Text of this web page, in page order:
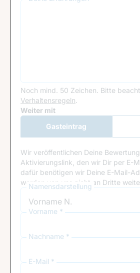
Noch mind. 50 Zeichen. Bitte
Verhaltensregeln.
Google Recaptcha
Weiter mit
Gasteintrag
Wir veröffentlichen Deine
Aktivierungslink, den wir Dir per E-
dafür benötigen wir Deine E-Mail-
werden von uns nicht an Dritte
Namensdarstellung
Vorname *
Nachname *
E-Mail *